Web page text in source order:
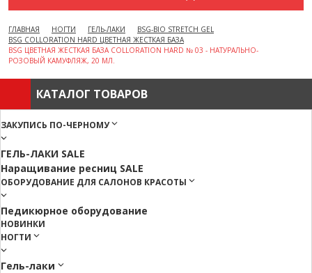
ГЛАВНАЯ НОГТИ ГЕЛЬ-ЛАКИ
BSG-BIO STRETCH GEL
BSG COLLORATION HARD ЦВЕТНАЯ ЖЕСТКАЯ БАЗА
BSG ЦВЕТНАЯ ЖЕСТКАЯ БАЗА COLLORATION HARD № 03 - НАТУРАЛЬНО-
РОЗОВЫЙ КАМУФЛЯЖ, 20 МЛ.
КАТАЛОГ ТОВАРОВ
ЗАКУПИСЬ ПО-ЧЕРНОМУ
ГЕЛЬ-ЛАКИ SALE
Наращивание ресниц SALE
ОБОРУДОВАНИЕ ДЛЯ САЛОНОВ КРАСОТЫ
Педикюрное оборудование
НОВИНКИ
НОГТИ
Гель-лаки